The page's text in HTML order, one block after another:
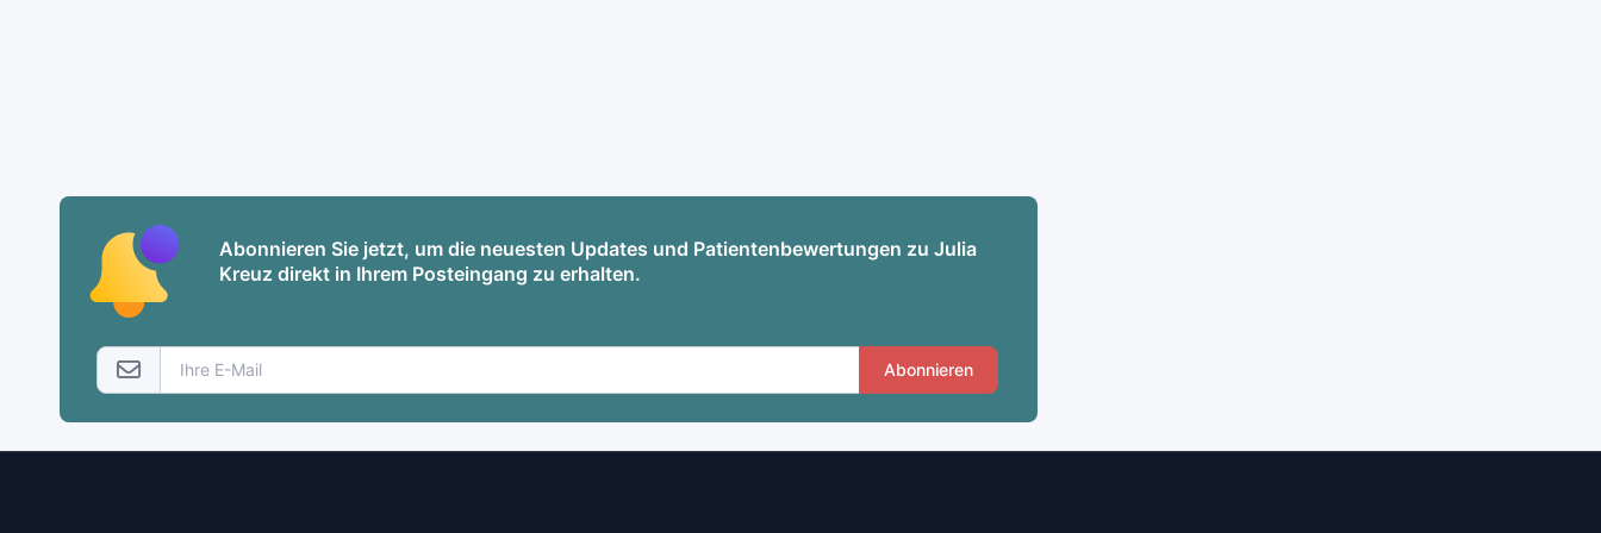
Abonnieren Sie jetzt, um die neuesten Updates und Patientenbewertungen zu Julia
Kreuz direkt in Ihrem Posteingang zu erhalten.
Abonnieren